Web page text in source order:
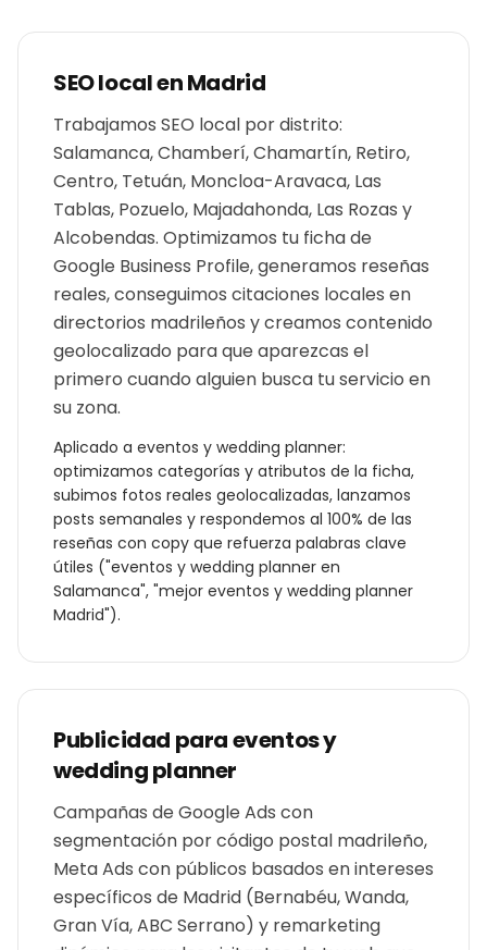
SEO local enMadrid
Trabajamos SEO local por distrito:
Salamanca, Chamberí, Chamartín, Retiro,
Centro, Tetuán, Moncloa-Aravaca, Las
Tablas, Pozuelo, Majadahonda, Las Rozas y
Alcobendas. Optimizamos tu ficha de
Google Business Profile, generamos reseñas
reales, conseguimos citaciones locales en
directorios madrileños y creamos contenido
geolocalizado para que aparezcas el
primero cuando alguien busca tu servicio en
su zona.
Aplicado a eventos y wedding planner:
optimizamos categorías y atributos de la ficha,
subimos fotos reales geolocalizadas, lanzamos
posts semanales y respondemos al 100% de las
reseñas con copy que refuerza palabras clave
útiles ("eventos y wedding planner en
Salamanca", "mejor eventos y wedding planner
Madrid").
Publicidad paraeventos y
wedding planner
Campañas de Google Ads con
segmentación por código postal madrileño,
Meta Ads con públicos basados en intereses
específicos de Madrid (Bernabéu, Wanda,
Gran Vía, ABC Serrano) y remarketing